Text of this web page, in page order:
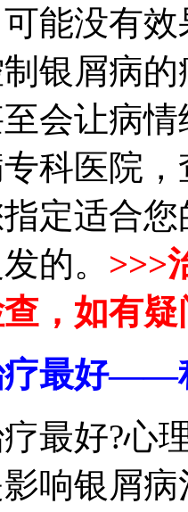
能没有
银屑病
会让病
科医院
定适合
的。 >>>
，如有
疗最好——
最好?心
响银屑